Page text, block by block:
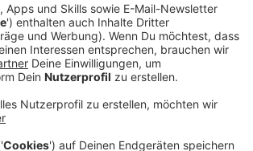
Fragen und fünf
Comedian, Schauspieler oder